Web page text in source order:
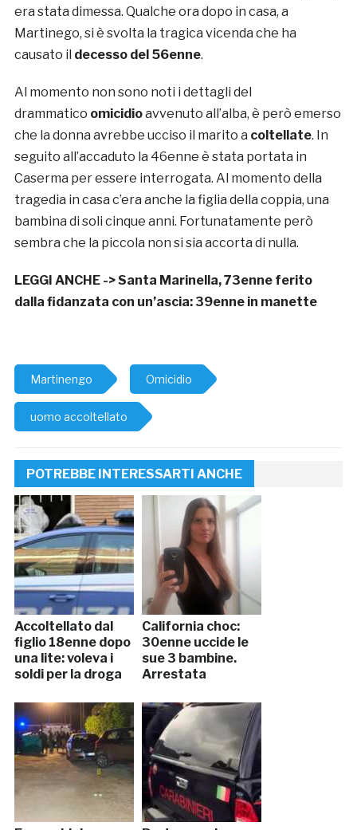
era stata dimessa. Qualche ora dopo in casa, a
Martinego, si è svolta la tragica vicenda che ha
causato il decesso del 56enne.
Al momento non sono noti i dettagli del
drammatico omicidioavvenuto all’alba, è però emerso
che la donna avrebbe ucciso il marito a coltellate. In
seguito all’accaduto la 46enne è stata portata in
Caserma per essere interrogata. Al momento della
tragedia in casa c’era anche la figlia della coppia, una
bambina di soli cinque anni. Fortunatamente però
sembra che la piccola non si sia accorta di nulla.
LEGGI ANCHE ->Santa Marinella, 73enne ferito
dalla fidanzata con un’ascia: 39enne in manette
Martinengo Omicidio
uomo accoltellato
POTREBBE INTERESSARTI ANCHE
Accoltellato dal
figlio 18enne dopo
una lite: voleva i
soldi per la droga
California choc:
30enne uccide le
sue 3 bambine.
Arrestata